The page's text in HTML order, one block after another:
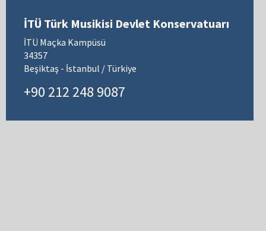
İTÜ Türk Musikisi Devlet Konservatuarı
İTÜ Maçka Kampüsü
34357
Beşiktaş - İstanbul / Türkiye
+90 212 248 9087